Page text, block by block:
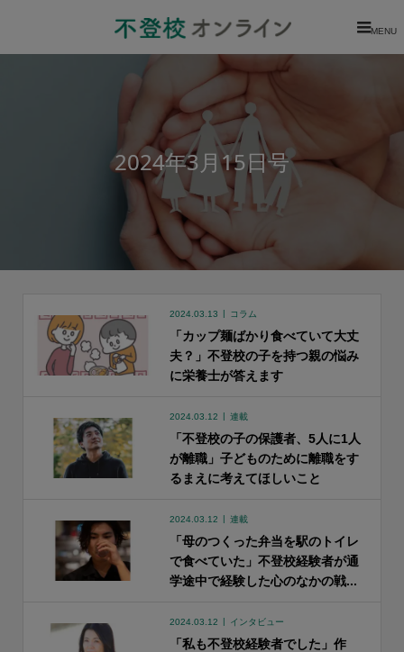
MENU
2024年3月15日号
2024.03.13 コラム
「カップ麺ばかり食べていて大丈
夫？」不登校の子を持つ親の悩み
に栄養士が答えます
2024.03.12 連載
「不登校の子の保護者、5人に1人
が離職」子どものために離職をす
るまえに考えてほしいこと
2024.03.12 連載
「母のつくった弁当を駅のトイレ
で食べていた」不登校経験者が通
学途中で経験した心のなかの戦...
2024.03.12 インタビュー
「私も不登校経験者でした」作